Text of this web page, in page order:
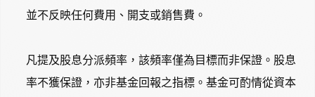
並不反映任何費用、開支或銷售費。
凡提及股息分派頻率，該頻率僅為目標而非保證。股息
率不獲保證，亦非基金回報之指標。基金可酌情從資本